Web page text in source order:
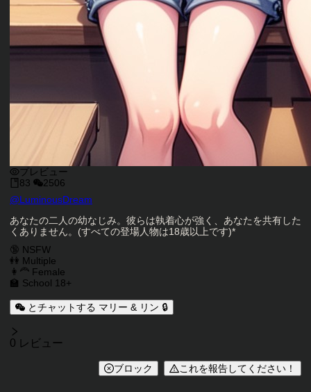
プレビュー
83
2506
キャラクタークリエイター
@LuminousDream
キャラクター説明
あなたの二人の幼なじみ。彼らは執着心が強く、あなたを共有した
くありません。(すべての登場人物は18歳以上です)*
キャラクタータグ
🔞 NSFW
👭 Multiple
👩‍🦰 Female
🏫 School 18+
とチャットする マリー & リン 🔒
レビュー
0 レビュー
ブロック これを報告してください！